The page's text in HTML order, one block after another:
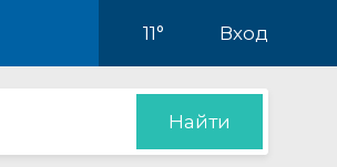
11° Вход
Найти